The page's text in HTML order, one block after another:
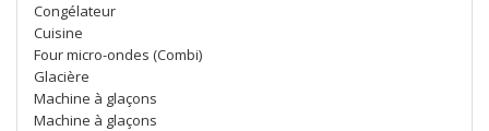
Congélateur
Cuisine
Four micro-ondes (Combi)
Glacière
Machine à glaçons
Machine à glaçons